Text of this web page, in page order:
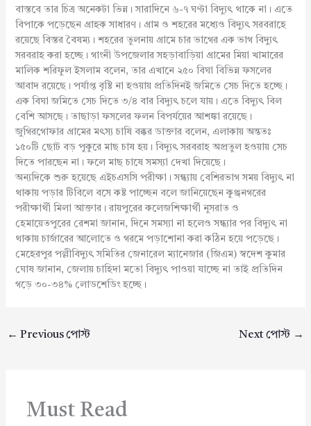
বাস্তবে তার চিত্র অনেকটা ভিন্ন। সারাদিনে ৬-৭ ঘণ্টা বিদ্যুৎ থাকে না। এতে
বিপাকে পড়েছেন গ্রাহক সাধারণ। গ্রাম ও শহরের মধ্যেও বিদ্যুৎ সরবরাহে
রয়েছে বিস্তর বৈষম্য। শহরের তুলনায় গ্রামে চার ভাগের এক ভাগ বিদ্যুৎ
সরবরাহ করা হচ্ছে। গাংনী উপজেলার সহড়াবাড়িয়া গ্রামের মিয়া খামারের
মালিক শরিফুল ইসলাম বলেন, তার এখানে ২৫০ বিঘা বিভিন্ন ফসলের
আবাদ রয়েছে। পর্যাপ্ত বৃষ্টি না হওয়ায় প্রতিদিনই জমিতে সেচ দিতে হচ্ছে।
এক বিঘা জমিতে সেচ দিতে ৩/৪ বার বিদ্যুৎ চলে যায়। এতে বিদ্যুৎ বিল
বেশি আসছে। তাছাড়া ফসলের ফলন বিপর্যয়ের আশঙ্কা রয়েছে।
জুগিরগোফার গ্রামের মৎস্য চাষি বক্কর ডাক্তার বলেন, এলাকায় অন্ততঃ
১৫০টি ছোট বড় পুকুরে মাছ চাষ হয়। বিদ্যুৎ সরবরাহ অপ্রতুল হওয়ায় সেচ
দিতে পারছেন না। ফলে মাছ চাষে সমস্যা দেখা দিয়েছে।
অন্যদিকে শুরু হয়েছে এইচএসসি পরীক্ষা। সন্ধ্যায় বেশিরভাগ সময় বিদ্যুৎ না
থাকায় পড়ার টিবিলে বসে কষ্ট পাচ্ছেন বলে জানিয়েছেন কুঞ্জনগরের
পরীক্ষার্থী মিলা আক্তার। রায়পুরের কলেজশিক্ষার্থী নুসরাত ও
হেমায়েতপুরের রেশমা জানান, দিনে সমস্যা না হলেও সন্ধ্যার পর বিদ্যুৎ না
থাকায় চার্জারের আলোতে ও গরমে পড়াশোনা করা কঠিন হয়ে পড়েছে।
মেহেরপুর পল্লীবিদ্যুৎ সমিতির জেনারেল ম্যানেজার (জিএম) স্বদেশ কুমার
ঘোষ জানান, জেলায় চাহিদা মতো বিদ্যুৎ পাওয়া যাচ্ছে না তাই প্রতিদিন
গড়ে ৩০-৩৪% লোডশেডিং হচ্ছে।
← Previous পোস্ট Next পোস্ট →
Must Read